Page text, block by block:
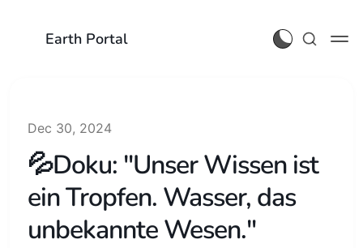
Earth Portal
Dec 30, 2024
💦Doku: "Unser Wissen ist
ein Tropfen. Wasser, das
unbekannte Wesen."